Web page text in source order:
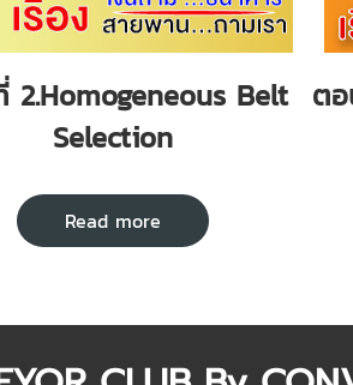
2.Homogeneous Belt
Selection
Read more
ต